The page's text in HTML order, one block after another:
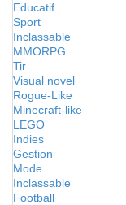
Educatif
Sport
Inclassable
MMORPG
Tir
Visual novel
Rogue-Like
Minecraft-like
LEGO
Indies
Gestion
Mode
Inclassable
Football